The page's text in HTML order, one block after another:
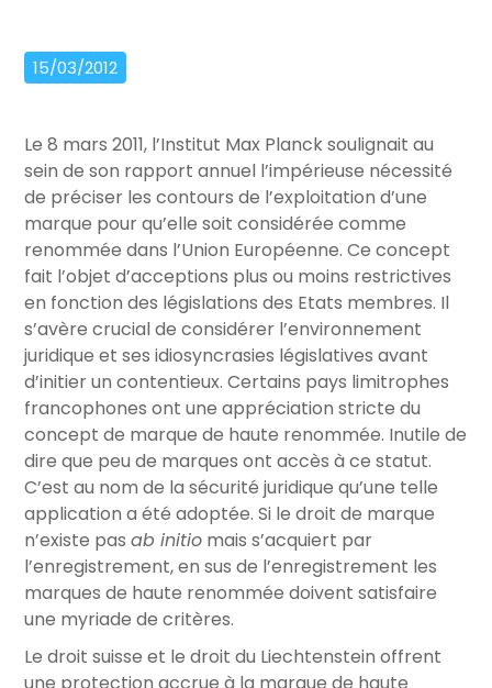
15/03/2012
Le 8 mars 2011, l’Institut Max Planck soulignait au
sein de son rapport annuel l’impérieuse nécessité
de préciser les contours de l’exploitation d’une
marque pour qu’elle soit considérée comme
renommée dans l’Union Européenne. Ce concept
fait l’objet d’acceptions plus ou moins restrictives
en fonction des législations des Etats membres. Il
s’avère crucial de considérer l’environnement
juridique et ses idiosyncrasies législatives avant
d’initier un contentieux. Certains pays limitrophes
francophones ont une appréciation stricte du
concept de marque de haute renommée. Inutile de
dire que peu de marques ont accès à ce statut.
C’est au nom de la sécurité juridique qu’une telle
application a été adoptée. Si le droit de marque
n’existe pasab initio mais s’acquiert par
l’enregistrement, en sus de l’enregistrement les
marques de haute renommée doivent satisfaire
une myriade de critères.
Le droit suisse et le droit du Liechtenstein offrent